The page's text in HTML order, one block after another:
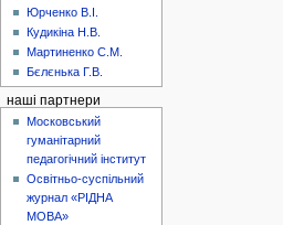
Юрченко В.І.
Кудикіна Н.В.
Мартиненко С.М.
Бєлєнька Г.В.
наші партнери
Московський
гуманітарний
педагогічний інститут
Освітньо-суспільний
журнал «РІДНА
МОВА»